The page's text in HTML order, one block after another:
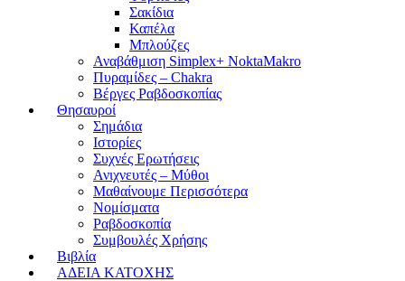
Σακίδια
Καπέλα
Μπλούζες
Αναβάθμιση Simplex+ NoktaMakro
Πυραμίδες – Chakra
Βέργες Ραβδοσκοπίας
Θησαυροί
Σημάδια
Ιστορίες
Συχνές Ερωτήσεις
Ανιχνευτές – Μύθοι
Μαθαίνουμε Περισσότερα
Νομίσματα
Ραβδοσκοπία
Συμβουλές Χρήσης
Βιβλία
ΑΔΕΙΑ ΚΑΤΟΧΗΣ